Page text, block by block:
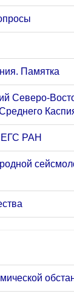
Памятка
Северо-
РАН